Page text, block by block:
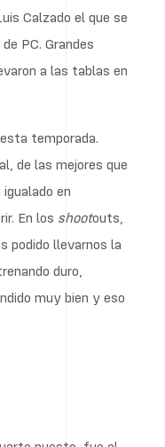
Calzado el que se
PC. Grandes
a las tablas en
temporada.
de las mejores que
en
En los shootouts,
podido llevarnos la
duro,
muy bien y eso